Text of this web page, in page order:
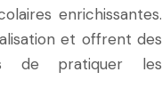
enrichissantes.
et offrent des
de pratiquer les